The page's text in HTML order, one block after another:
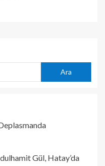
Ara
Gül, Hatay’da